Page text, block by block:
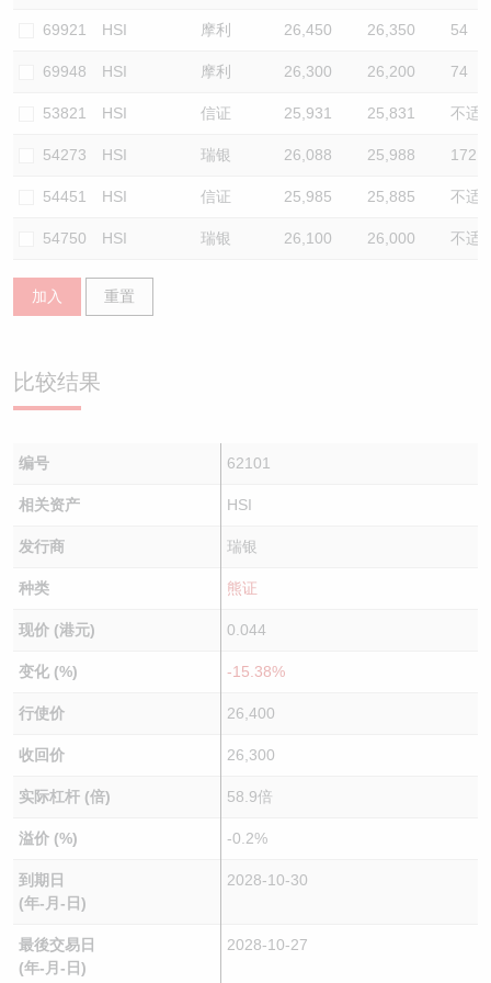
69921 HSI 摩利 26,450 26,350 54
69948 HSI 摩利 26,300 26,200 74
53821 HSI 信证 25,931 25,831 不适
54273 HSI 瑞银 26,088 25,988 172.8
54451 HSI 信证 25,985 25,885 不适
54750 HSI 瑞银 26,100 26,000 不适
加入 重置
比较结果
编号 62101
相关资产 HSI
发行商 瑞银
种类 熊证
现价 (港元) 0.044
变化 (%) -15.38%
行使价 26,400
收回价 26,300
实际杠杆 (倍) 58.9倍
溢价 (%) -0.2%
到期日
(年-月-日)
2028-10-30
最後交易日
(年-月-日)
2028-10-27